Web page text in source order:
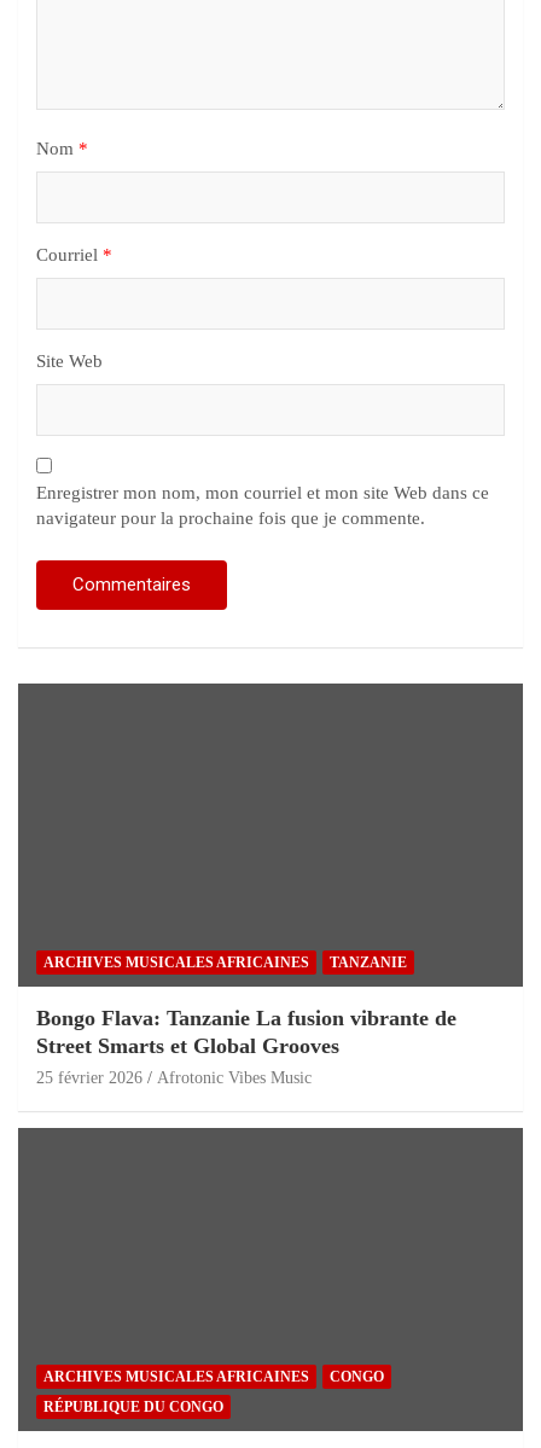
Nom *
Courriel *
Site Web
Enregistrer mon nom, mon courriel et mon site Web dans ce
navigateur pour la prochaine fois que je commente.
ARCHIVES MUSICALES AFRICAINES TANZANIE
Bongo Flava: Tanzanie La fusion vibrante de
Street Smarts et Global Grooves
25 février 2026 Afrotonic Vibes Music
ARCHIVES MUSICALES AFRICAINES
CONGO
RÉPUBLIQUE DU CONGO